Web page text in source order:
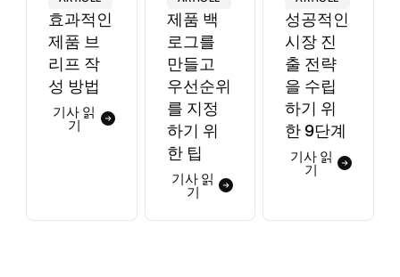
효과적인
제품 브
리프 작
성 방법
기사 읽
기
제품 백
로그를
만들고
우선순위
를 지정
하기 위
한 팁
기사 읽
기
성공적인
시장 진
출 전략
을 수립
하기 위
한 9단계
기사 읽
기